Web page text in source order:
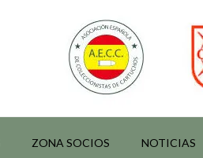
ZONA SOCIOS NOTICIAS